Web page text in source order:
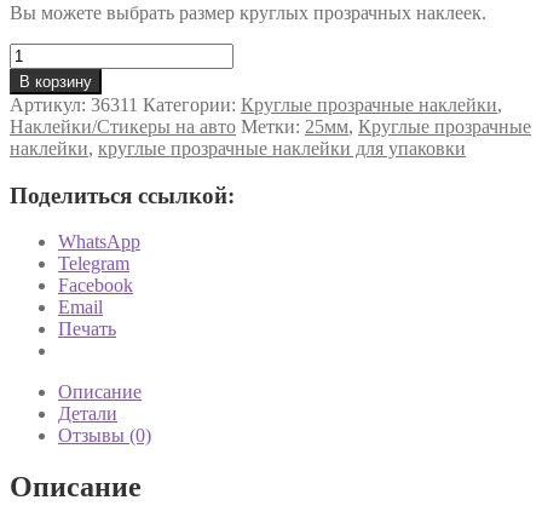
Вы можете выбрать размер круглых прозрачных наклеек.
Количество
товара
Круглые
прозрачные
наклейки
Д-25мм
В корзину
Артикул: 36311 Категории: Круглые прозрачные наклейки,
Наклейки/Стикеры на авто Метки: 25мм, Круглые прозрачные
наклейки, круглые прозрачные наклейки для упаковки
Поделиться ссылкой:
WhatsApp
Telegram
Facebook
Email
Печать
Описание
Детали
Отзывы (0)
Описание